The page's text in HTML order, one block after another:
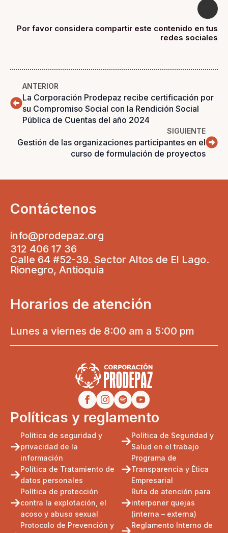
Por favor considera compartir este contenido en tus
redes sociales
ANTERIOR
La Corporación Prodepaz recibe certificación por
su Compromiso Social con la Rendición Social
Pública de Cuentas del año 2024
SIGUIENTE
Gestión de las organizaciones participantes en el
curso de formulación de proyectos
Contáctenos
info@prodepaz.org
312 406 17 36
Calle 64 #52-39. Sector Altos de El Lago.
Rionegro, Antioquia
Horarios de atención
Lunes a viernes de 8:00 am a 5:00 pm
Políticas y reglamento
Política de seguridad y
privacidad de la
información
Política de Tratamiento de
datos personales
Política de protección
contra la explotación, el
acoso y abuso sexual
Protocolo de Prevención y
Política de Seguridad y
Salud en el trabajo
Programa de
Transparencia y Ética
Empresarial
Ruta de atención para
interponer quejas
(interna – externa)
Reglamento Interno de